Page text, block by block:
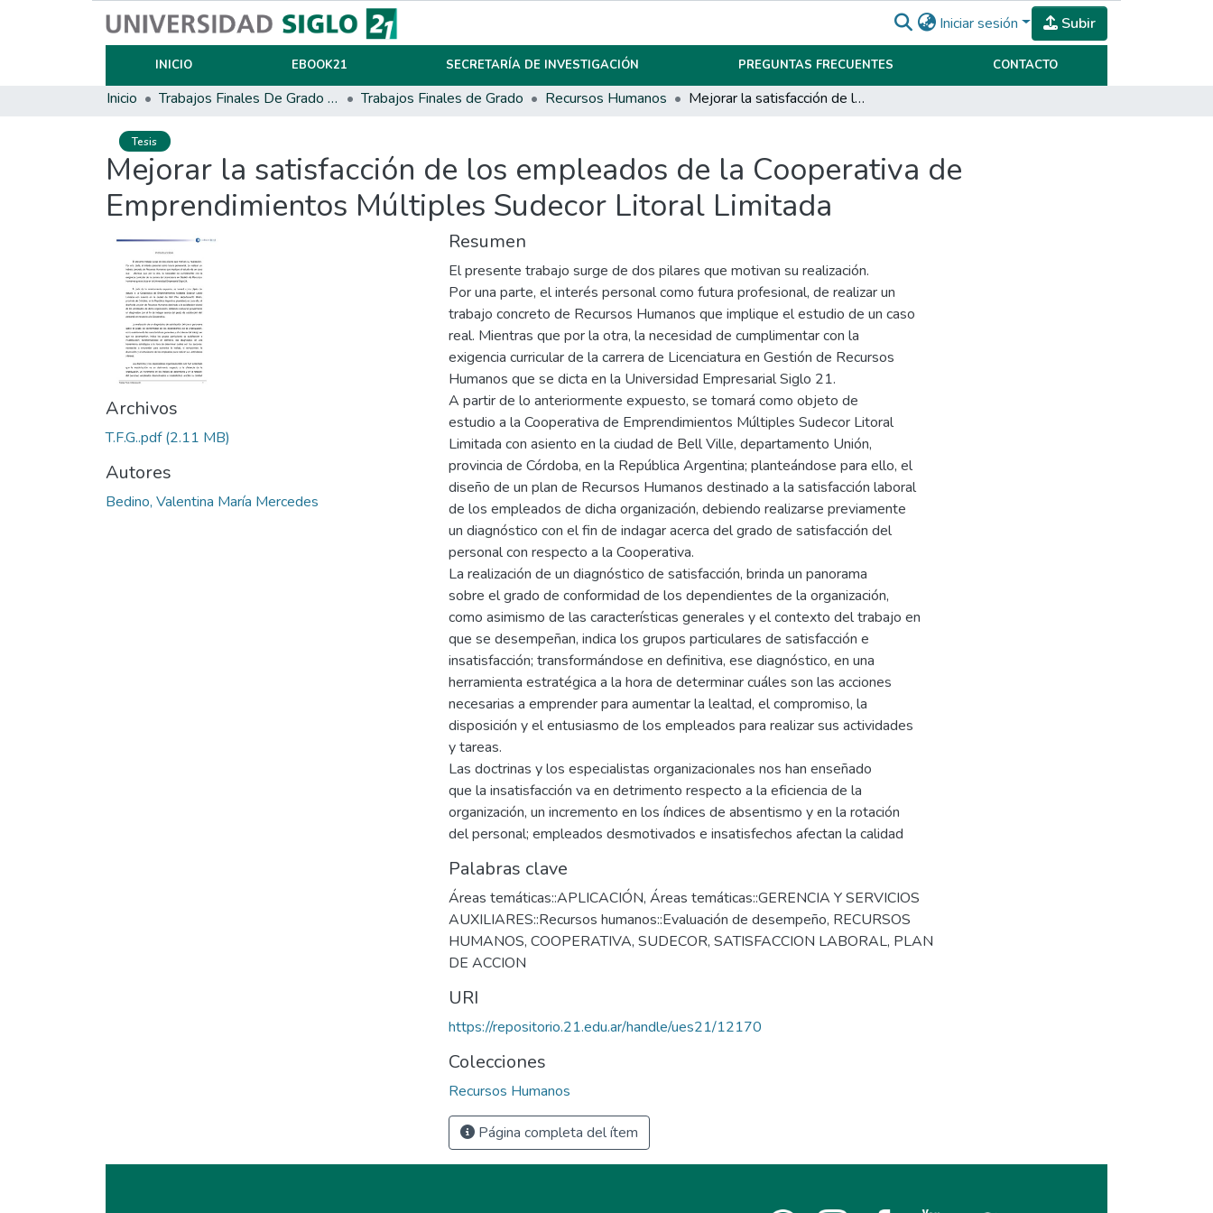
Iniciar sesión Subir
INICIO EBOOK21 SECRETARÍA DE INVESTIGACIÓN PREGUNTAS FRECUENTES CONTACTO
Inicio Trabajos Finales De Grado Y Posgrado Trabajos Finales de Grado Recursos Humanos Mejorar la satisfacción de los empleados de la Cooperativa de Emprendimientos Múltiples Sudecor Litoral Limitada
Tesis
Mejorar la satisfacción de los empleados de la Cooperativa de
Emprendimientos Múltiples Sudecor Litoral Limitada
Archivos
T.F.G..pdf(2.11 MB)
Autores
Bedino, Valentina María Mercedes
Resumen
El presente trabajo surge de dos pilares que motivan su realización.
Por una parte, el interés personal como futura profesional, de realizar un
trabajo concreto de Recursos Humanos que implique el estudio de un caso
real. Mientras que por la otra, la necesidad de cumplimentar con la
exigencia curricular de la carrera de Licenciatura en Gestión de Recursos
Humanos que se dicta en la Universidad Empresarial Siglo 21.
A partir de lo anteriormente expuesto, se tomará como objeto de
estudio a la Cooperativa de Emprendimientos Múltiples Sudecor Litoral
Limitada con asiento en la ciudad de Bell Ville, departamento Unión,
provincia de Córdoba, en la República Argentina; planteándose para ello, el
diseño de un plan de Recursos Humanos destinado a la satisfacción laboral
de los empleados de dicha organización, debiendo realizarse previamente
un diagnóstico con el fin de indagar acerca del grado de satisfacción del
personal con respecto a la Cooperativa.
La realización de un diagnóstico de satisfacción, brinda un panorama
sobre el grado de conformidad de los dependientes de la organización,
como asimismo de las características generales y el contexto del trabajo en
que se desempeñan, indica los grupos particulares de satisfacción e
insatisfacción; transformándose en definitiva, ese diagnóstico, en una
herramienta estratégica a la hora de determinar cuáles son las acciones
necesarias a emprender para aumentar la lealtad, el compromiso, la
disposición y el entusiasmo de los empleados para realizar sus actividades
y tareas.
Las doctrinas y los especialistas organizacionales nos han enseñado
que la insatisfacción va en detrimento respecto a la eficiencia de la
organización, un incremento en los índices de absentismo y en la rotación
del personal; empleados desmotivados e insatisfechos afectan la calidad
Palabras clave
Áreas temáticas::APLICACIÓN, Áreas temáticas::GERENCIA Y SERVICIOS
AUXILIARES::Recursos humanos::Evaluación de desempeño, RECURSOS
HUMANOS, COOPERATIVA, SUDECOR, SATISFACCION LABORAL, PLAN
DE ACCION
URI
https://repositorio.21.edu.ar/handle/ues21/12170
Colecciones
Recursos Humanos
Página completa del ítem